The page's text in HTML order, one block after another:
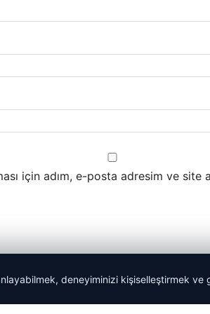
için adım, e-posta adresim ve site
deneyiminizi kişiselleştirmek